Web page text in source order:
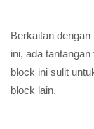
Berkaitan
ini, ada
block ini sulit
block lain.